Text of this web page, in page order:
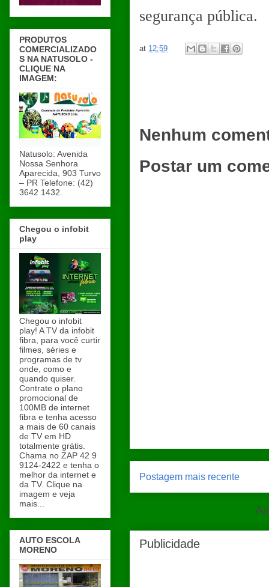
segurança pública.
at 12:59
Nenhum
Postar um
Postagem mais recente
Publicidade
PRODUTOS
COMERCIALIZADO
S NA NATUSOLO -
CLIQUE NA
IMAGEM:
Natusolo: Avenida
Nossa Senhora
Aparecida, 903 Turvo
– PR Telefone: (42)
3642 1432.
Chegou o infobit
play
Chegou o infobit
play! A TV da infobit
fibra, para você curtir
filmes, séries e
programas de tv
onde, como e
quando quiser.
Contrate o plano
promocional de
100MB de internet
fibra e tenha acesso
a mais de 60 canais
de TV em HD
totalmente grátis.
Chama no ZAP 42 9
9124-2422 e tenha o
melhor da internet e
da TV. Clique na
imagem e veja
mais...
AUTO ESCOLA
MORENO